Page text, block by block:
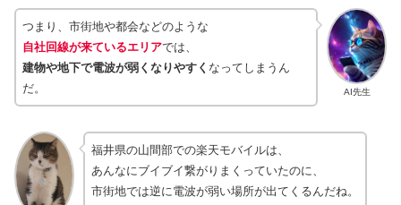
AI先生
つまり、市街地や都会などのような
自社回線が来ているエリアでは、
建物や地下で電波が弱くなりやすく なってしまうん
だ。
福井県の山間部での楽天モバイルは、
あんなにブイブイ繋がりまくっていたのに、
市街地では逆に電波が弱い場所が出てくるんだね。